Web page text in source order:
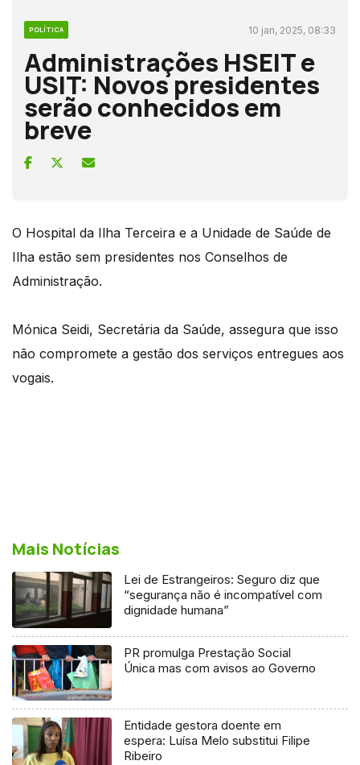
POLÍTICA 10 jan, 2025, 08:33
Administrações HSEIT e
USIT: Novos presidentes
serão conhecidos em
breve
O Hospital da Ilha Terceira e a Unidade de Saúde de
Ilha estão sem presidentes nos Conselhos de
Administração.
Mónica Seidi, Secretária da Saúde, assegura que isso
não compromete a gestão dos serviços entregues aos
vogais.
Mais Notícias
Lei de Estrangeiros: Seguro diz que
“segurança não é incompatível com
dignidade humana”
PR promulga Prestação Social
Única mas com avisos ao Governo
Entidade gestora doente em
espera: Luísa Melo substitui Filipe
Ribeiro